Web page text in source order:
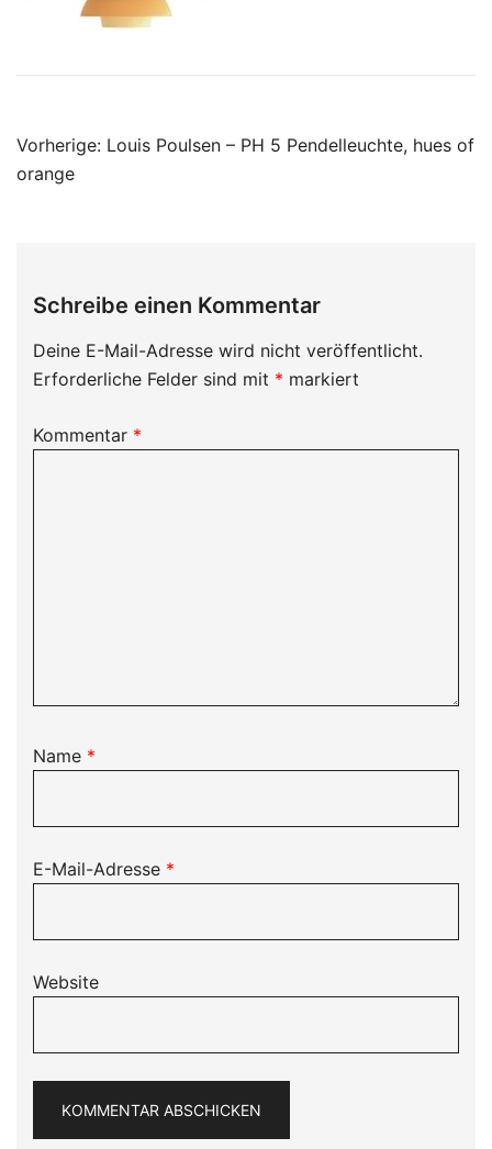
Beitragsnavigation
Vorherige: Louis Poulsen – PH 5 Pendelleuchte, hues of
orange
Schreibe einen Kommentar
Deine E-Mail-Adresse wird nicht veröffentlicht.
Erforderliche Felder sind mit * markiert
Kommentar *
Name *
E-Mail-Adresse *
Website